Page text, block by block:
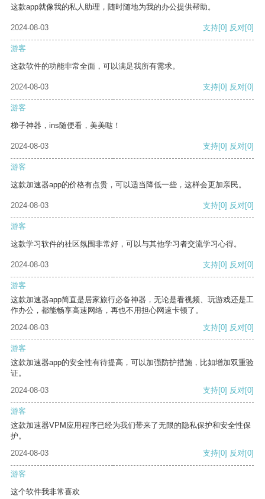
这款app就像我的私人助理，随时随地为我的办公提供帮助。
2024-08-03 支持[0] 反对[0]
游客
这款软件的功能非常全面，可以满足我所有需求。
2024-08-03 支持[0] 反对[0]
游客
梯子神器，ins随便看，美美哒！
2024-08-03 支持[0] 反对[0]
游客
这款加速器app的价格有点贵，可以适当降低一些，这样会更加亲民。
2024-08-03 支持[0] 反对[0]
游客
这款学习软件的社区氛围非常好，可以与其他学习者交流学习心得。
2024-08-03 支持[0] 反对[0]
游客
这款加速器app简直是居家旅行必备神器，无论是看视频、玩游戏还是工
作办公，都能畅享高速网络，再也不用担心网速卡顿了。
2024-08-03
支持[0] 反对[0]
游客
这款加速器app的安全性有待提高，可以加强防护措施，比如增加双重验
证。
2024-08-03
支持[0] 反对[0]
游客
这款加速器VPM应用程序已经为我们带来了无限的隐私保护和安全性保
护。
2024-08-03
支持[0] 反对[0]
游客
这个软件我非常喜欢